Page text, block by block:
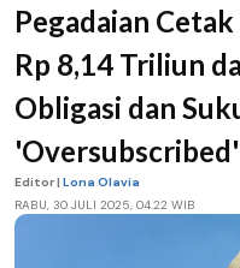
Pegadaian
Rp 8,14 Triliun
Obligasi dan
'Oversubscribed'
Editor | Lona Olavia
RABU, 30 JULI 2025, 04.22 WIB